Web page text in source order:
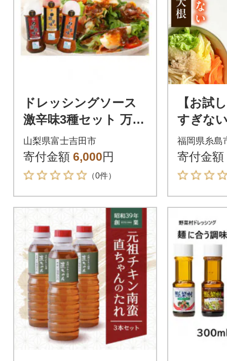
ドレッシングソース
激辛味3種セット 万能
調味料 オリジナル&
ガーリック&ごま ア
ウトドアにもお薦め
山梨県富士吉田市
寄付金額 6,000円
（0件）
【お試
すぎな
根 1本
キ ぽん
福岡県糸島
寄付金額